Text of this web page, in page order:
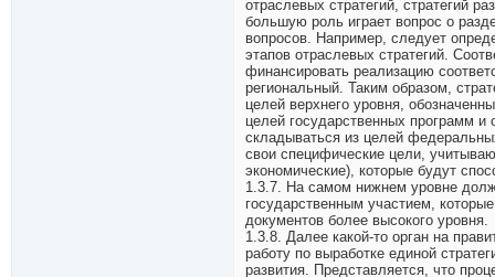
отраслевых стратегий, стратегий
большую роль играет вопрос о
вопросов. Например, следует
этапов отраслевых стратегий.
финансировать реализацию
региональный. Таким образом,
целей верхнего уровня,
целей государственных программ и
складываться из целей
свои специфические цели,
экономические), которые будут
1.3.7. На самом нижнем уровне
государственным участием,
документов более высокого уровня.
1.3.8. Далее какой-то орган на
работу по выработке единой
развития. Представляется, что